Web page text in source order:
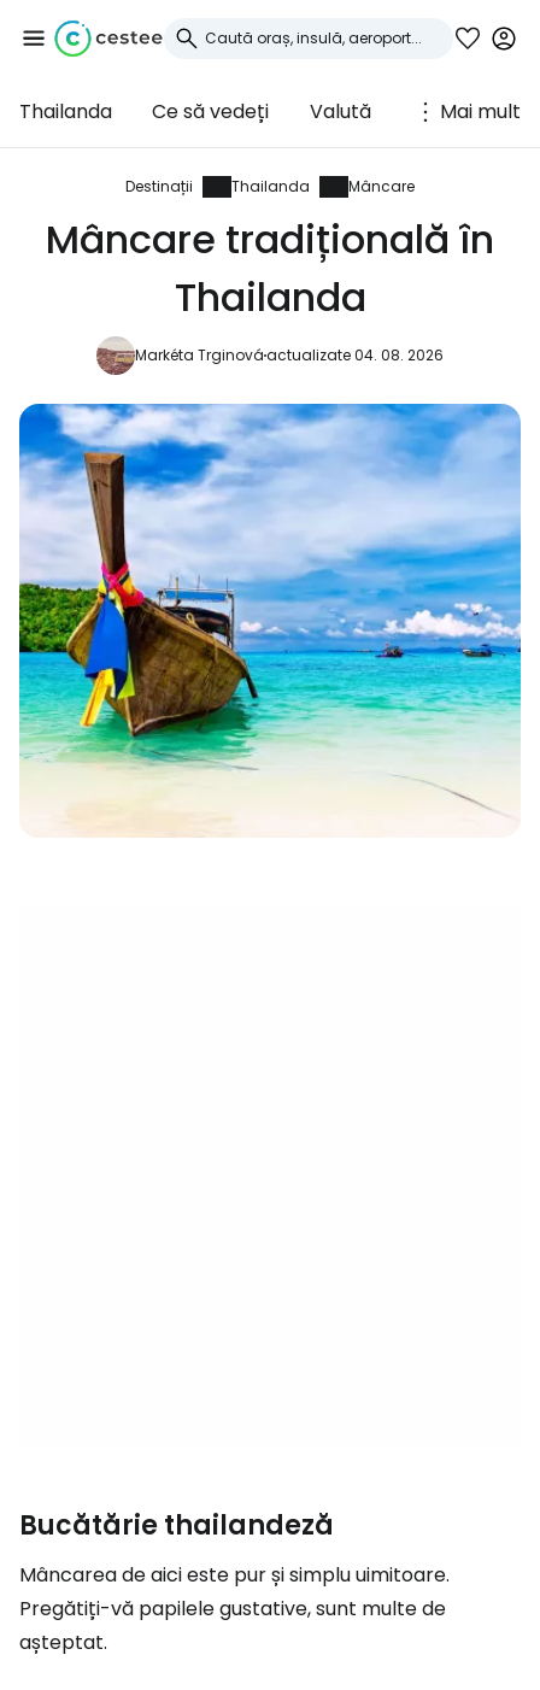
Thailanda Ce să vedeți Valută Mai mult
Destinații Thailanda Mâncare
Mâncare tradițională în
Thailanda
Markéta Trginováactualizate 04. 08. 2026
Bucătărie thailandeză
Mâncarea de aici este pur și simplu uimitoare.
Pregătiți-vă papilele gustative, sunt multe de
așteptat.
Conectați-vă la
Cestee
... comunitatea mondială a călătorilor
Continuați cu Facebook
Continuați cu e-mailul